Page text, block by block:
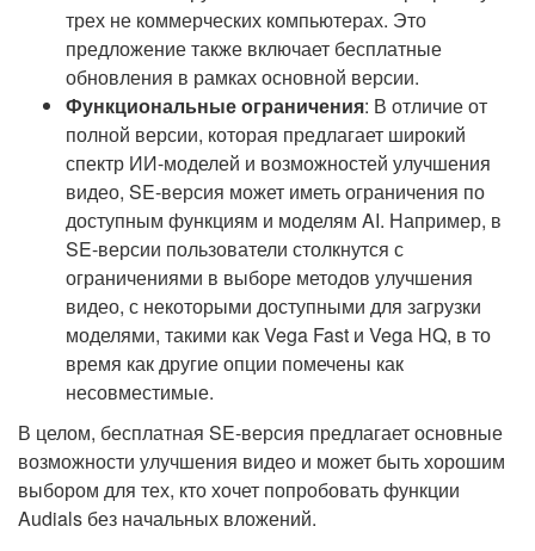
трех не коммерческих компьютерах. Это
предложение также включает бесплатные
обновления в рамках основной версии.
Функциональные ограничения: В отличие от
полной версии, которая предлагает широкий
спектр ИИ-моделей и возможностей улучшения
видео, SE-версия может иметь ограничения по
доступным функциям и моделям AI. Например, в
SE-версии пользователи столкнутся с
ограничениями в выборе методов улучшения
видео, с некоторыми доступными для загрузки
моделями, такими как Vega Fast и Vega HQ, в то
время как другие опции помечены как
несовместимые.
В целом, бесплатная SE-версия предлагает основные
возможности улучшения видео и может быть хорошим
выбором для тех, кто хочет попробовать функции
Audials без начальных вложений.